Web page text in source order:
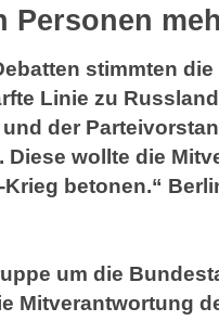
Personen
stimmten
Linie zu
der
Diese wollte die
betonen.“
um die
Mitverantwortung